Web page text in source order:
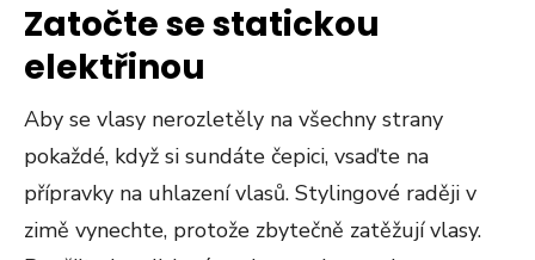
Zatočte se statickou
elektřinou
Aby se vlasy nerozletěly na všechny strany
pokaždé, když si sundáte čepici, vsaďte na
přípravky na uhlazení vlasů. Stylingové raději v
zimě vynechte, protože zbytečně zatěžují vlasy.